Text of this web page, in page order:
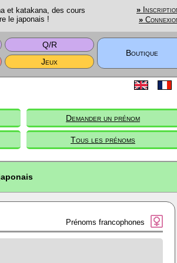
et katakana, des cours
le japonais !
»
»
Q/R
Boutique
Jeux
Demander un prénom
Tous les prénoms
Prénoms francophones